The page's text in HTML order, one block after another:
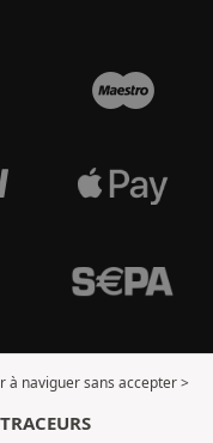
à naviguer sans accepter >